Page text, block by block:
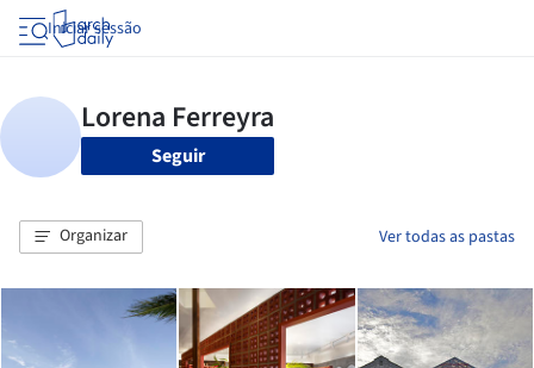
Iniciar sessão
Seguir
Organizar Ver todas as pastas